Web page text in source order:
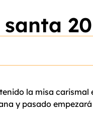
la misa
y pasado